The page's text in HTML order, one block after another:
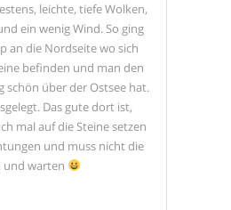
leichte, tiefe Wolken,
ein wenig Wind. So ging
an die Nordseite wo sich
befinden und man den
schön über der Ostsee hat.
Das gute dort ist,
mal auf die Steine setzen
und muss nicht die
und warten